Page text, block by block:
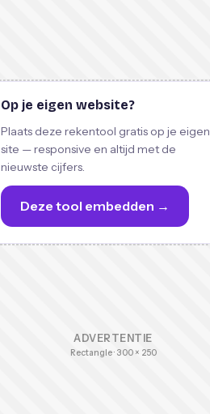
Op je eigen website?
Plaats deze rekentool gratis op je eigen
site — responsive en altijd met de
nieuwste cijfers.
Deze tool embedden →
ADVERTENTIE
Rectangle · 300 × 250